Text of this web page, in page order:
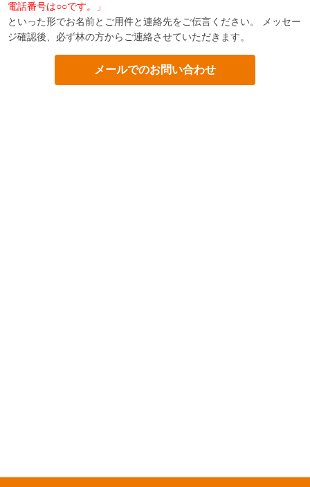
電話番号は○○です。」
といった形でお名前とご用件と連絡先をご伝言ください。 メッセー
ジ確認後、必ず林の方からご連絡させていただきます。
メールでのお問い合わせ